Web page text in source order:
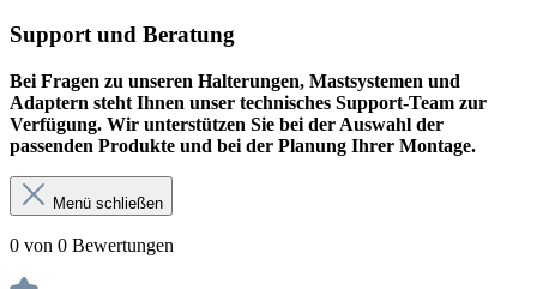
Support und Beratung
Bei Fragen zu unseren Halterungen, Mastsystemen und
Adaptern steht Ihnen unser technisches Support-Team zur
Verfügung. Wir unterstützen Sie bei der Auswahl der
passenden Produkte und bei der Planung Ihrer Montage.
Menü schließen
0 von 0 Bewertungen